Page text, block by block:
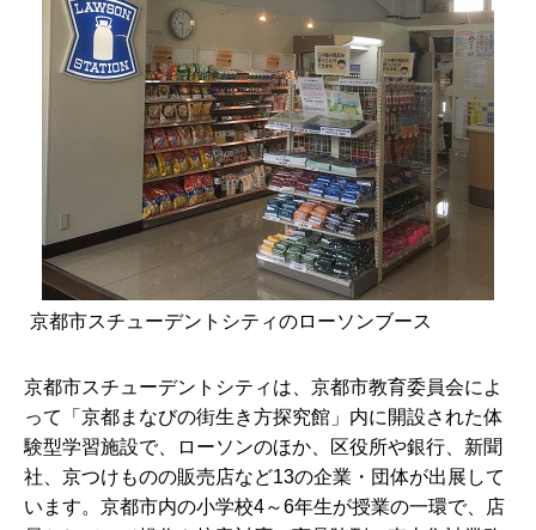
京都市スチューデントシティのローソンブース
京都市スチューデントシティは、京都市教育委員会によ
って「京都まなびの街生き方探究館」内に開設された体
験型学習施設で、ローソンのほか、区役所や銀行、新聞
社、京つけものの販売店など13の企業・団体が出展して
います。京都市内の小学校4～6年生が授業の一環で、店